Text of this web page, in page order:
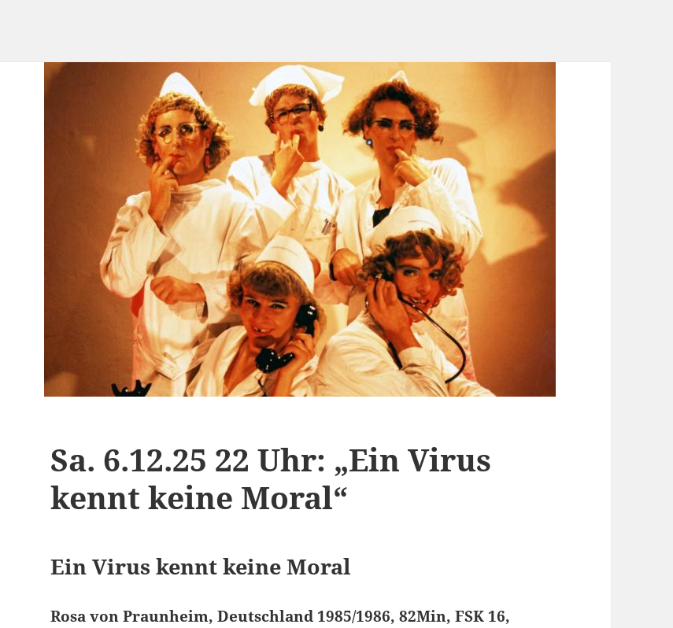
Sa. 6.12.25 22 Uhr: „Ein Virus
kennt keine Moral“
Ein Virus kennt keine Moral
Rosa von Praunheim, Deutschland 1985/1986, 82Min, FSK 16,